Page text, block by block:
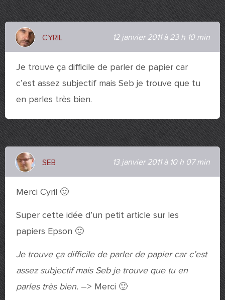
CYRIL 12 janvier 2011 à 23 h 10 min
Je trouve ça difficile de parler de papier car
c’est assez subjectif mais Seb je trouve que tu
en parles très bien.
SEB 13 janvier 2011 à 10 h 07 min
Merci Cyril 🙂
Super cette idée d’un petit article sur les
papiers Epson 🙂
Je trouve ça difficile de parler de papier car c’est
assez subjectif mais Seb je trouve que tu en
parles très bien. –> Merci 🙂